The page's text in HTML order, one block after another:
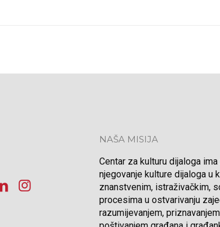
NAŠA MISIJA
Centar za kulturu dijaloga
njegovanje kulture dijaloga u
znanstvenim, istraživačkim,
procesima u ostvarivanju
razumijevanjem,